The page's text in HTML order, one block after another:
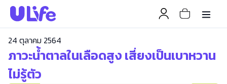
24 ตุลาคม 2564
ภาวะน้ำตาลในเลือดสูง เสี่ยงเป็นเบาหวาน
ไม่รู้ตัว